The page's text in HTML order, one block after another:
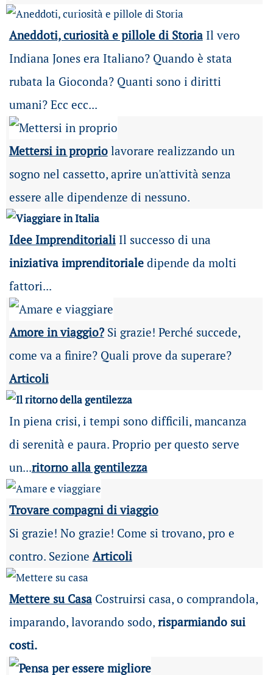
Aneddoti, curiosità e pillole di Storia Il vero
Indiana Jones era Italiano? Quando è stata
rubata la Gioconda? Quanti sono i diritti
umani? Ecc ecc...
Mettersi in propriolavorare realizzando un
sogno nel cassetto, aprire un'attività senza
essere alle dipendenze di nessuno.
Idee ImprenditorialiIl successo di una
iniziativa imprenditorialedipende da molti
fattori...
Amore in viaggio?Si grazie! Perché succede,
come va a finire? Quali prove da superare?
Articoli
In piena crisi, i tempi sono difficili, mancanza
di serenità e paura. Proprio per questo serve
un...ritorno alla gentilezza
Trovare compagni di viaggio
Si grazie! No grazie! Come si trovano, pro e
contro. Sezione Articoli
Mettere su Casa Costruirsi casa, o comprandola,
imparando, lavorando sodo, risparmiando sui
costi.